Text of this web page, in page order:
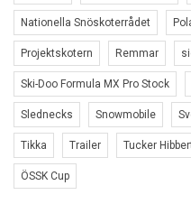
Nationella Snöskoterrådet
Projektskotern Remmar
Ski-Doo Formula MX Pro Stock
Slednecks Snowmobile
Tikka Trailer Tucker
ÖSSK Cup